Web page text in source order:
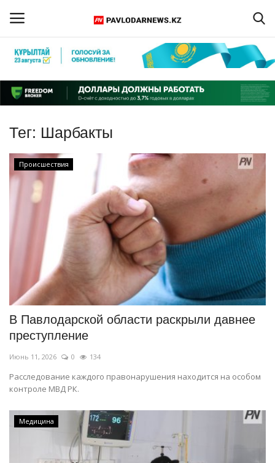
Регистрация
Главная
Обратная связь
ПАВЛОДАРСКАЯ ОБЛАСТЬ
КАЗАХСТАН
СПЕЦПРОЕКТЫ
СПОРТ
Чек-лист
РАЗВЛЕЧЕНИЯ
OFFICIAL
Курултай
Тег: Шарбакты
Происшествия
В Павлодарской области раскрыли давнее
преступление
Июнь 11, 2026 0 134
Расследование каждого правонарушения находится на особом
контроле МВД РК.
Медицина